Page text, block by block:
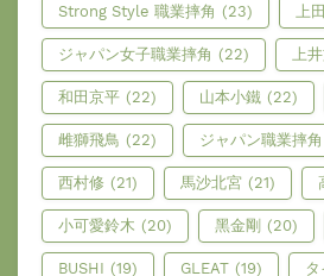
Strong Style 職業摔角 (23) 上
ジャパン女子職業摔角 (22) 上
和田京平 (22) 山本小鐵 (22)
雌獅飛鳥 (22) ジャパン職業摔角
西村修 (21) 馬沙北宮 (21)
小可愛鈴木 (20) 黑金剛 (20)
BUSHI (19) GLEAT (19)